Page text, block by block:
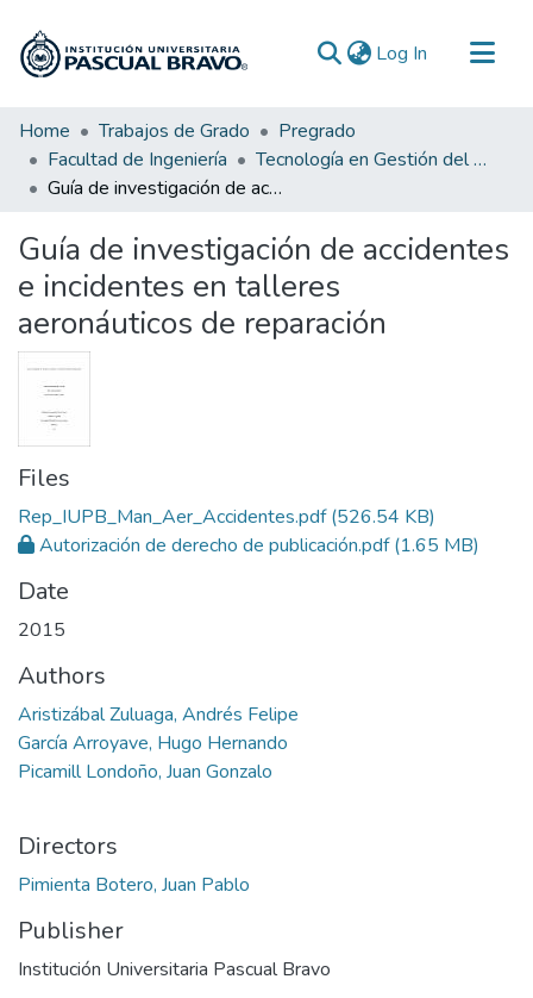
Log In (current)
Communities & Collections
All of DSpace
Statistics
Home Trabajos de Grado
Pregrado
Facultad de Ingeniería
Tecnología en Gestión del Mantenimiento Aeronáutico
Guía de investigación de accidentes e incidentes en talleres aeronáuticos de reparación
Guía de investigación de accidentes
e incidentes en talleres
aeronáuticos de reparación
Files
Rep_IUPB_Man_Aer_Accidentes.pdf(526.54 KB)
Autorización de derecho de publicación.pdf(1.65 MB)
Date
2015
Authors
Aristizábal Zuluaga, Andrés Felipe
García Arroyave, Hugo Hernando
Picamill Londoño, Juan Gonzalo
Directors
Pimienta Botero, Juan Pablo
Publisher
Institución Universitaria Pascual Bravo